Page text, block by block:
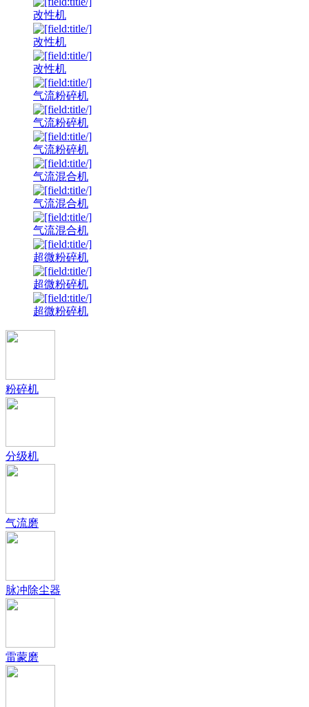
改性机
改性机
改性机
气流粉碎机
气流粉碎机
气流粉碎机
气流混合机
气流混合机
气流混合机
超微粉碎机
超微粉碎机
超微粉碎机
粉碎机
分级机
气流磨
脉冲除尘器
雷蒙磨